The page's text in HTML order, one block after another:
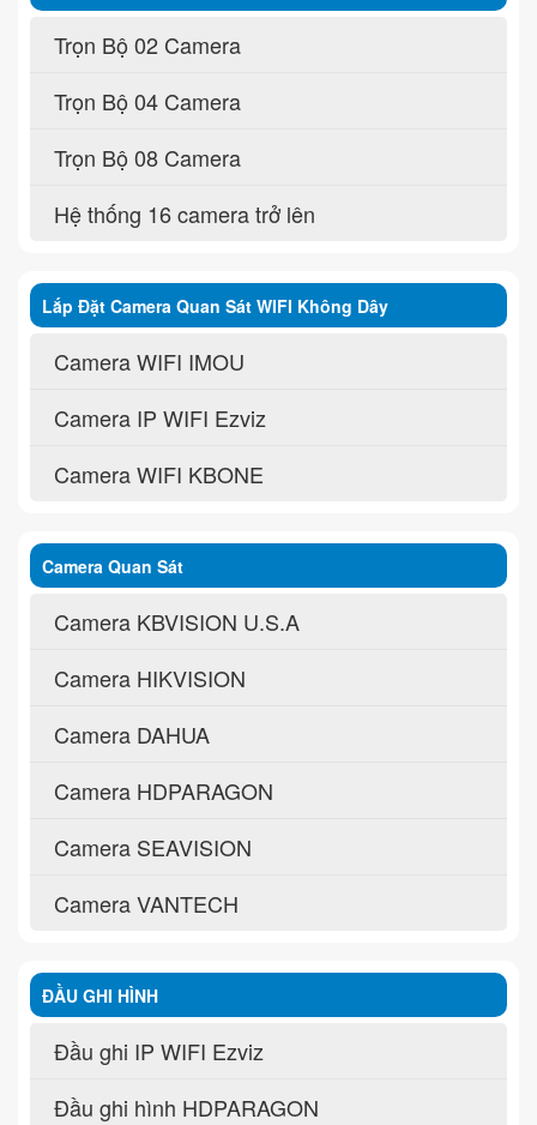
Trọn Bộ 02 Camera
Trọn Bộ 04 Camera
Trọn Bộ 08 Camera
Hệ thống 16 camera trở lên
Lắp Đặt Camera Quan Sát WIFI Không Dây
Camera WIFI IMOU
Camera IP WIFI Ezviz
Camera WIFI KBONE
Camera Quan Sát
Camera KBVISION U.S.A
Camera HIKVISION
Camera DAHUA
Camera HDPARAGON
Camera SEAVISION
Camera VANTECH
ĐẦU GHI HÌNH
Đầu ghi IP WIFI Ezviz
Đầu ghi hình HDPARAGON